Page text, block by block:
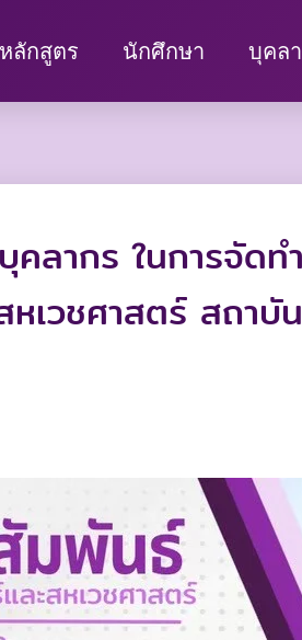
หลักสูตร นักศึกษา บุคล
ลากร ในการจัด
เวชศาสตร์ สถาบั